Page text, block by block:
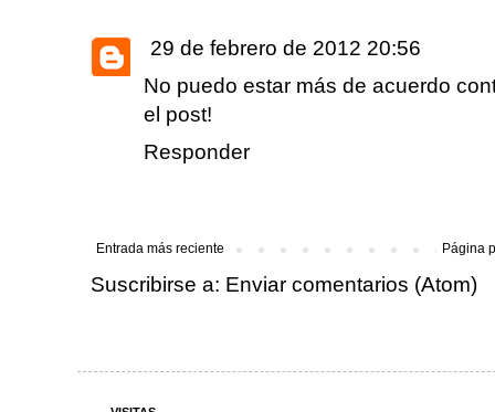
29 de febrero de 2012 20:56
No puedo estar más de acuerdo
el post!
Responder
Entrada más reciente Página
Suscribirse a: Enviar comentarios (Atom)